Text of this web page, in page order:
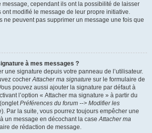
cependant ils ont la possibilité de laisser
ont modifié le message de leur propre initiative.
ne peuvent pas supprimer un message une fois que
à mes messages ?
une signature depuis votre panneau de l’utilisateur.
cocherAttacher ma signature sur le formulaire de
pouvez aussi ajouter la signature par défaut à
l’option « Attacher ma signature » à partir du
Préférences du forum --> Modifier les
). Par la suite, vous pourrez toujours empêcher une
un message en décochant la caseAttacher ma
de rédaction de message.